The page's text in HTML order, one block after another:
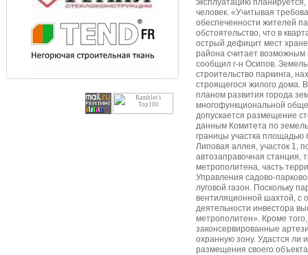
эксплуатацию
человек. «Учитывая
обеспеченности жителей
обстоятельство, что в
острый дефицит мест
района считает возможным
сообщил г-н Осипов.
строительство паркинга,
строящегося жилого дома.
планом развития города
многофункциональной
допускается размещение
данным Комитета по
границы участка площадью
Липовая аллея, участок 1,
автозаправочная станция,
метрополитена, часть
Управления садово-
луговой газон. Поскольку
вентиляционной шахтой, с
деятельности инвестора
метрополитен». Кроме
законсервированные
охранную зону. Удастся ли
размещения своего